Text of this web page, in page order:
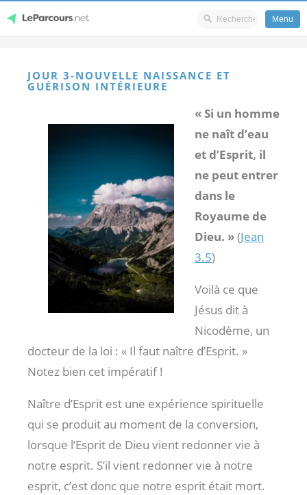
content
Menu
JOUR 3-NOUVELLE NAISSANCE ET
GUÉRISON INTÉRIEURE
« Si un homme
ne naît d’eau
et d’Esprit, il
ne peut entrer
dans le
Royaume de
Dieu. »(Jean
3.5)
Voilà ce que
Jésus dit à
Nicodème, un
docteur de la loi : « Il faut naître d’Esprit. »
Notez bien cet impératif !
Naître d’Esprit est une expérience spirituelle
qui se produit au moment de la conversion,
lorsque l’Esprit de Dieu vient redonner vie à
notre esprit. S’il vient redonner vie à notre
esprit, c’est donc que notre esprit était mort.